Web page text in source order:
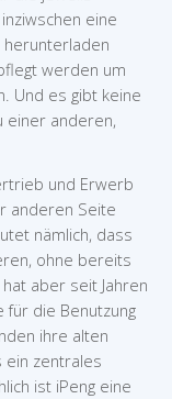
eine
werden um
Und es gibt keine
einer anderen,
und Erwerb
anderen Seite
nämlich, dass
ohne bereits
aber seit Jahren
für die Benutzung
ihre alten
ein zentrales
ist iPeng eine